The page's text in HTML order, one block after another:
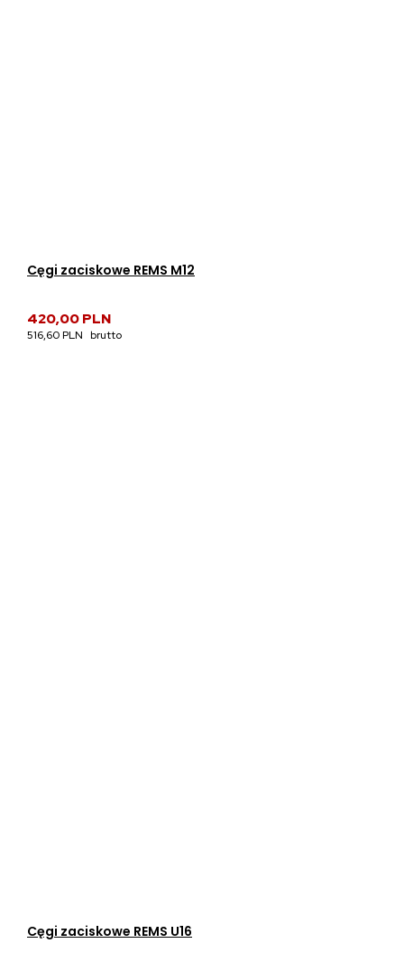
Cęgi zaciskowe REMS M12
420,00 PLN
516,60 PLN
Cęgi zaciskowe REMS U16